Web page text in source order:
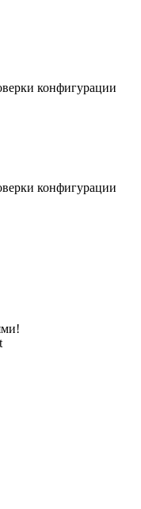
конфигурации
конфигурации